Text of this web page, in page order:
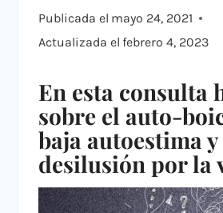
Publicada el mayo 24, 2021
Actualizada el febrero 4, 2023
En esta consulta
sobre el auto-
baja autoestima y
desilusión por la